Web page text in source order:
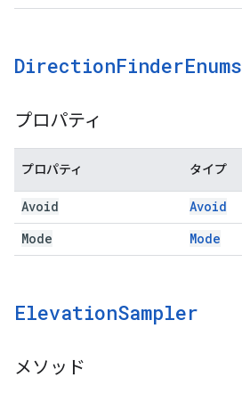
DirectionFinderEnums
プロパティ
プロパティ タイプ
Avoid
Avoid
Mode
Mode
ElevationSampler
メソッド